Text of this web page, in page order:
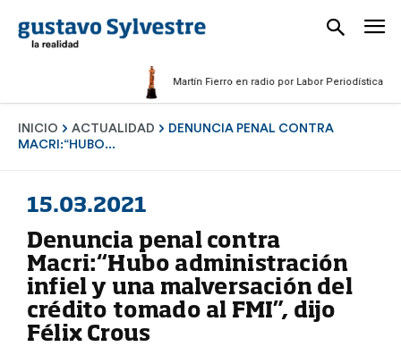
Martín Fierro en radio por Labor Periodística
INICIO ACTUALIDAD
DENUNCIA PENAL CONTRA
MACRI:“HUBO...
15.03.2021
Denuncia penal contra
Macri:“Hubo administración
infiel y una malversación del
crédito tomado al FMI”, dijo
Félix Crous